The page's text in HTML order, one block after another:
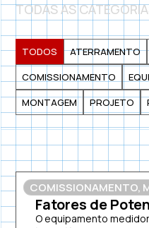
TODAS AS
ATERRAMENTO
COMISSIONAMENTO
MONTAGEM
PROJETO
TODOS
COMISSIONAMENTO,
Fatores de
O equipamento